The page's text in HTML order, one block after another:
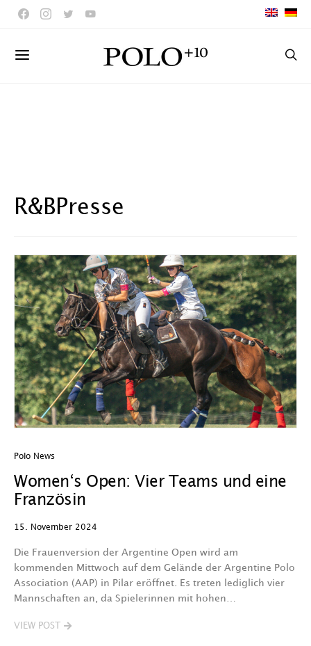
R&BPresse
Polo News
Women‘s Open: Vier Teams und eine
Französin
15. November 2024
Die Frauenversion der Argentine Open wird am
kommenden Mittwoch auf dem Gelände der Argentine Polo
Association (AAP) in Pilar eröffnet. Es treten lediglich vier
Mannschaften an, da Spielerinnen mit hohen…
VIEW POST